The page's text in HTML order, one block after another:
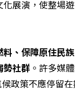
展演，使整場
料、保障原住民
勢社群 。許多媒
政策不應停留